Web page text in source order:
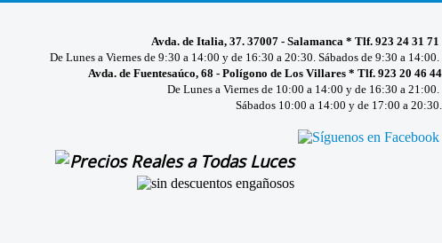
Avda. de Italia, 37. 37007 - Salamanca * Tlf. 923 24 31 71
De Lunes a Viernes de 9:30 a 14:00 y de 16:30 a 20:30. Sábados de 9:30 a 14:00.
Avda. de Fuentesaúco, 68 - Polígono de Los Villares * Tlf. 923 20 46 44
De Lunes a Viernes de 10:00 a 14:00 y de 16:30 a 21:00.
Sábados 10:00 a 14:00 y de 17:00 a 20:30.